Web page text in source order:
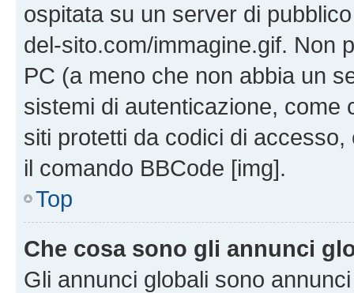
ospitata su un server di
del-sito.com/immagine.gif. Non
PC (a meno che non abbia un
sistemi di autenticazione, come
siti protetti da codici di
il comando BBCode [img].
Top
Che cosa sono gli annunci
Gli annunci globali sono